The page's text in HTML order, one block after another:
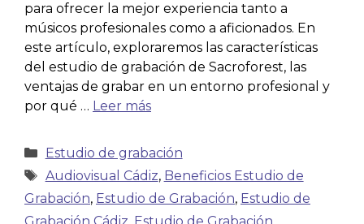
para ofrecer la mejor experiencia tanto a
músicos profesionales como a aficionados. En
este artículo, exploraremos las características
del estudio de grabación de Sacroforest, las
ventajas de grabar en un entorno profesional y
por qué … Leer más
Estudio de grabación
Audiovisual Cádiz, Beneficios Estudio de
Grabación, Estudio de Grabación, Estudio de